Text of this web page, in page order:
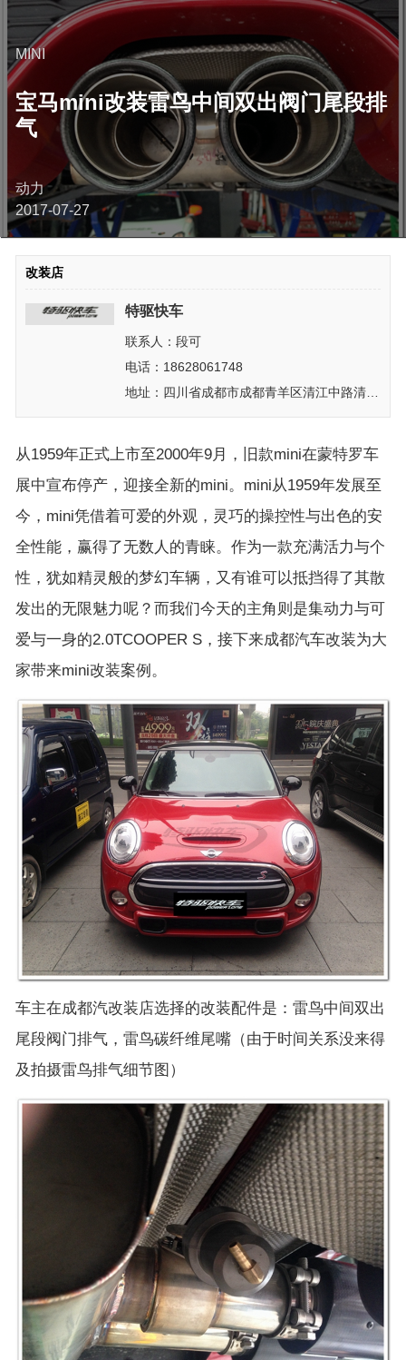
MINI
宝马mini改装雷鸟中间双出阀门尾段排
气
动力
2017-07-27
改装店
特驱快车
联系人：段可
电话：18628061748
地址：四川省成都市成都青羊区清江中路清江中路65号附15
从1959年正式上市至2000年9月，旧款mini在蒙特罗车
展中宣布停产，迎接全新的mini。mini从1959年发展至
今，mini凭借着可爱的外观，灵巧的操控性与出色的安
全性能，赢得了无数人的青睐。作为一款充满活力与个
性，犹如精灵般的梦幻车辆，又有谁可以抵挡得了其散
发出的无限魅力呢？而我们今天的主角则是集动力与可
爱与一身的2.0TCOOPER S，接下来成都汽车改装为大
家带来mini改装案例。
车主在成都汽改装店选择的改装配件是：雷鸟中间双出
尾段阀门排气，雷鸟碳纤维尾嘴（由于时间关系没来得
及拍摄雷鸟排气细节图）